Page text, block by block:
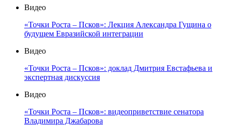
Видео
«Точки Роста – Псков»: Лекция Александра Гущина о
будущем Евразийской интеграции
Видео
«Точки Роста – Псков»: доклад Дмитрия Евстафьева и
экспертная дискуссия
Видео
«Точки Роста – Псков»: видеоприветствие сенатора
Владимира Джабарова